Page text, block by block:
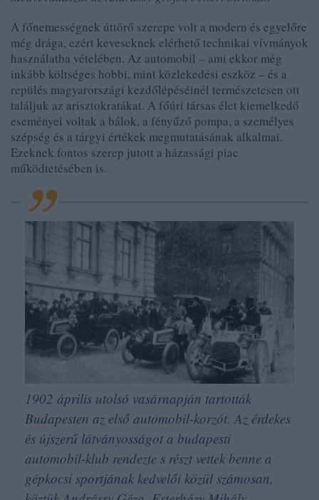
A főnemességnek úttörő szerepe volt a modern és egyelőre
még drága, ezért keveseknek elérhető technikai vívmányok
használatba vételében. Az automobil – ami ekkor még
inkább költséges hobbi, mint közlekedési eszköz – és a
repülés magyarországi kezdőlépéséinél természetesen ott
találjuk az arisztokratákat. A főúri társas élet kiemelkedő
eseményei voltak a bálok, a fényűző pompa, a személyes
szépség és a tárgyi értékek megmutatásának alkalmai.
Ezeknek fontos szerep jutott a házassági piac
működtetésében is.
1902 április utolsó vasárnapján tartották
Budapesten az első automobil-korzót. Az érdekes
és újszerű látványosságot a budapesti
automobil-klub rendezte s részt vettek benne a
gépkocsi sportjának kedvelői közül számosan,